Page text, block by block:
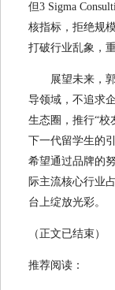
但3 Sigma
核指标，拒绝规
打破行业乱象，
展望未来，
导领域，不追求
生态圈，推行“校
下一代留学生的
希望通过品牌的
际主流核心行业
台上绽放光彩。
（正文已结束）
推荐阅读：